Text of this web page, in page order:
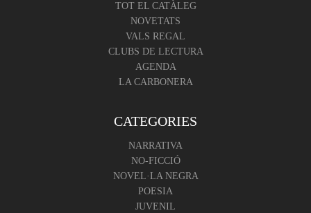
TOT EL CATÀLEG
NOVETATS
VALS REGAL
CLUBS DE LECTURA
AGENDA
LA CARBONERA
CATEGORIES
NARRATIVA
NO-FICCIÓ
NOVEL·LA NEGRA
POESIA
JUVENIL